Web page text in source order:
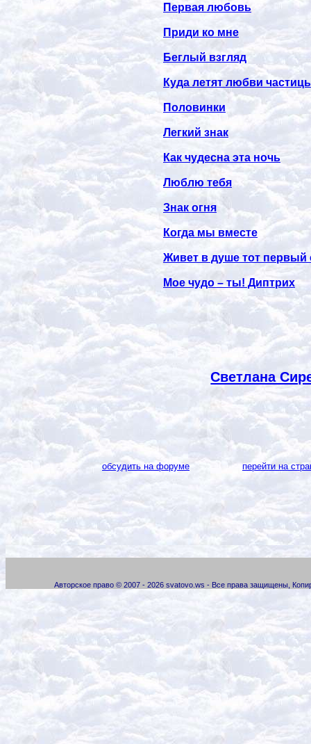
Первая любовь
Приди ко мне
Беглый взгляд
Куда летят любви
Половинки
Легкий знак
Как чудесна эта ночь
Люблю тебя
Знак огня
Когда мы вместе
Живет в душе тот первый
Мое чудо – ты! Диптрих
Светлана
обсудить на форуме перейти на
Авторское право © 2007 - 2026 svatovo.ws - Все права защищены,